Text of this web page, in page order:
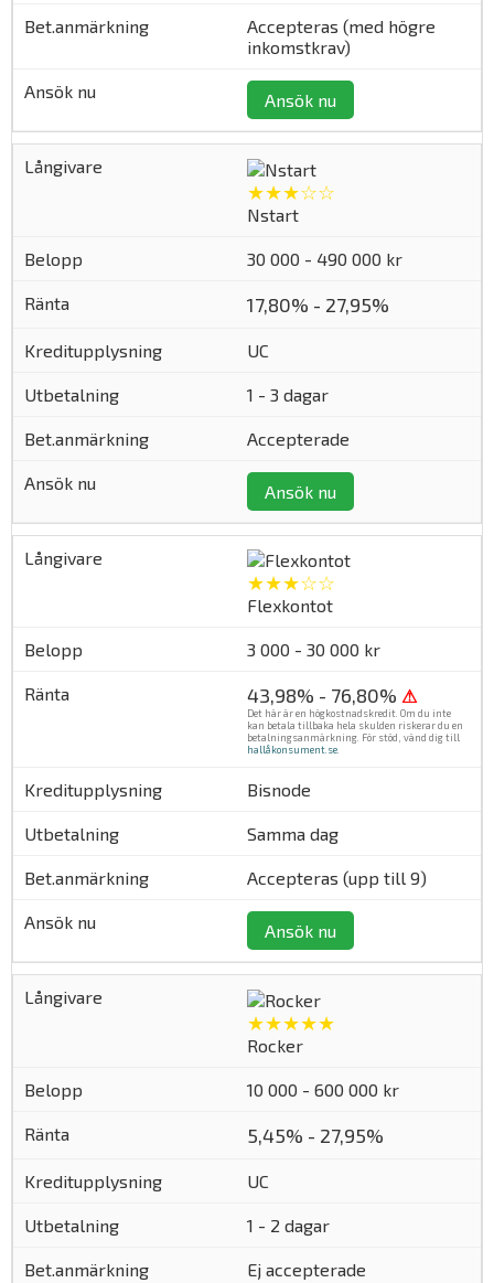
Accepteras (med högre
inkomstkrav)
Ansök nu
★★★☆☆
Nstart
30 000 - 490 000 kr
17,80% - 27,95%
UC
1 - 3 dagar
Accepterade
Ansök nu
★★★☆☆
Flexkontot
3 000 - 30 000 kr
43,98% - 76,80% ⚠
Det här är en högkostnadskredit. Om du inte
kan betala tillbaka hela skulden riskerar du en
betalningsanmärkning. För stöd, vänd dig till
hallåkonsument.se.
Bisnode
Samma dag
Accepteras (upp till 9)
Ansök nu
★★★★★
Rocker
10 000 - 600 000 kr
5,45% - 27,95%
UC
1 - 2 dagar
Ej accepterade